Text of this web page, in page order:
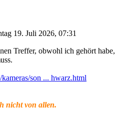
19. Juli 2026, 07:31
Treffer, obwohl ich gehört habe,
son ... hwarz.html
nicht von allen.